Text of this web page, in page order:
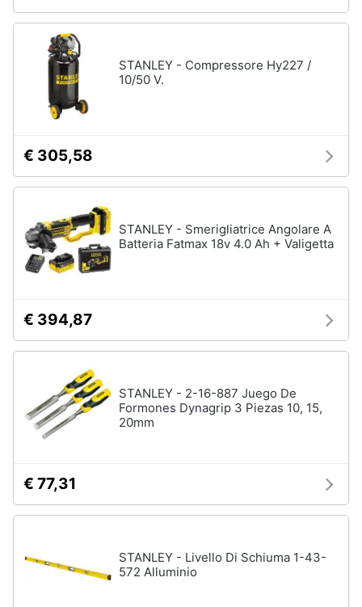
STANLEY - Compressore Hy227 /
10/50 V.
€ 305,58
STANLEY - Smerigliatrice Angolare A
Batteria Fatmax 18v 4.0 Ah + Valigetta
€ 394,87
STANLEY - 2-16-887 Juego De
Formones Dynagrip 3 Piezas 10, 15,
20mm
€ 77,31
STANLEY - Livello Di Schiuma 1-43-
572 Alluminio